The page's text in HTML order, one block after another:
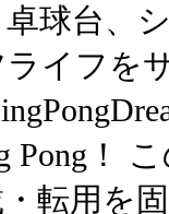
球台、
イフを
Pong！
転用を